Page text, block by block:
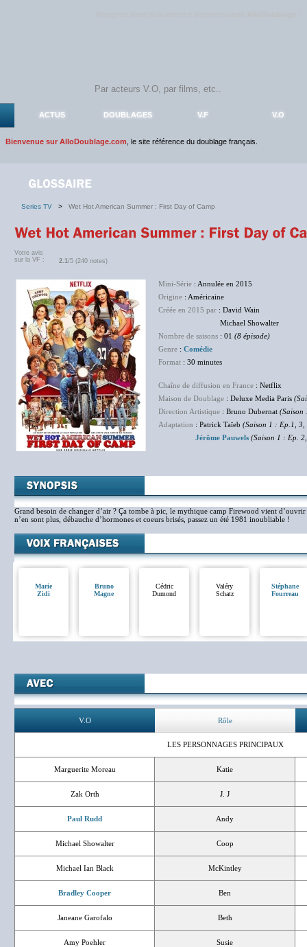
ACTUS DOUBLAGES V.F V.O
Bienvenue sur AlloDoublage.com , le site référence du doublage français.
Series TV > Wet Hot American Summer : First Day of Camp
Votre avis
sur la VF :
2.1/5 (240 notes)
Mini-Série : Annulée en 2015
Origine : Américaine
Créée en 2015 par : David Wain
Michael Showalter
Nombre de saisons : 01 (8 épisode)
Genre : Comédie
Format : 30 minutes
Chaîne de diffusion en France : Netflix
Maison de Doublage : Deluxe Media Paris
Direction Artistique : Bruno Dubernat (Saison
Adaptation : Patrick Taïeb (Saison 1 : Ep.1,
Jérôme Pauwels (Saison 1 : Ep.
Grand besoin de changer d’air ? Ça tombe à pic, le mythique camp Firewood vient d’ouvrir
n’en sont plus, débauche d’hormones et coeurs brisés, passez un été 1981 inoubliable !
Marie
Zidi
Bruno
Magne
Cédric
Dumond
Valéry
Schatz
Stéphane
Fourreau
V.O Rôle
LES PERSONNAGES PRINCIPAUX
Marguerite Moreau Katie
Zak Orth J. J
Paul Rudd Andy
Michael Showalter Coop
Michael Ian Black McKintley
Bradley Cooper Ben
Janeane Garofalo Beth
Amy Poehler Susie